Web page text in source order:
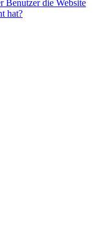
Benutzer die Website
hat?